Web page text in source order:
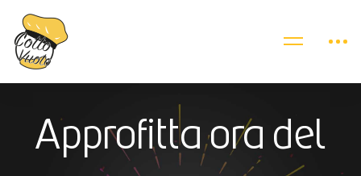
Approfitta ora del